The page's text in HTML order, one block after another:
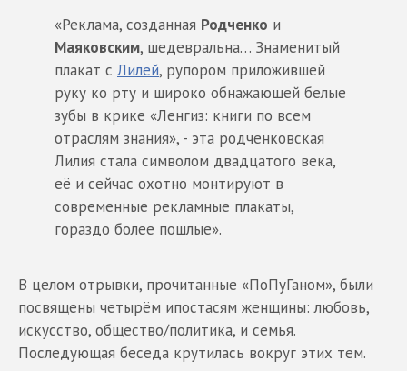
«Реклама, созданная Родченко и
Маяковским, шедевральна… Знаменитый
плакат с Лилей, рупором приложившей
руку ко рту и широко обнажающей белые
зубы в крике «Ленгиз: книги по всем
отраслям знания», - эта родченковская
Лилия стала символом двадцатого века,
её и сейчас охотно монтируют в
современные рекламные плакаты,
гораздо более пошлые».
В целом отрывки, прочитанные «ПоПуГаном», были
посвящены четырём ипостасям женщины: любовь,
искусство, общество/политика, и семья.
Последующая беседа крутилась вокруг этих тем.